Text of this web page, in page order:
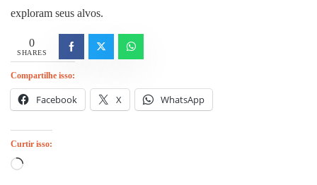
exploram seus alvos.
0
SHARES
Compartilhe isso:
Facebook X WhatsApp
Curtir isso:
Carregando...